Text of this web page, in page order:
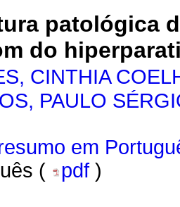
patológica
do
CINTHIA
PAULO
em
(
pdf )